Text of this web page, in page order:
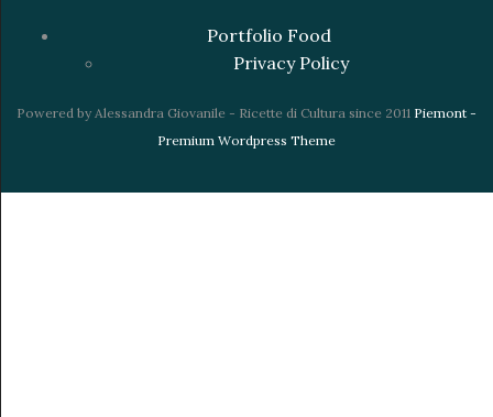
Portfolio Food
Privacy Policy
Powered by Alessandra Giovanile - Ricette di Cultura since 2011 Piemont -
Premium Wordpress Theme